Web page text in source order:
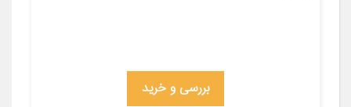
بررسی و خرید